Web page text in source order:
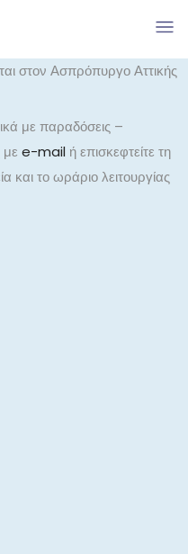
στον Ασπρόπυργο Αττικής
με παραδόσεις –
e-mail ή επισκεφτείτε τη
και το ωράριο λειτουργίας